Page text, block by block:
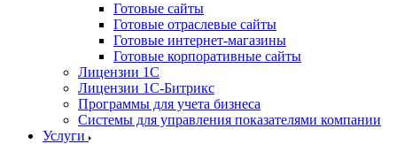
Готовые сайты
Готовые отраслевые сайты
Готовые интернет-магазины
Готовые корпоративные сайты
Лицензии 1С
Лицензии 1С-Битрикс
Программы для учета бизнеса
Системы для управления показателями компании
Услуги